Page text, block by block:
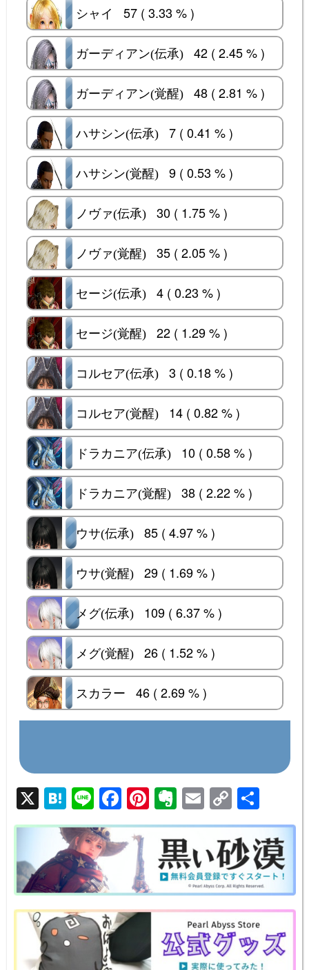
シャイ
シャイ 57 ( 3.33 % )
ガーディアン(伝承)
ガーディアン(伝承) 42 ( 2.45 % )
ガーディアン(覚醒)
ガーディアン(覚醒) 48 ( 2.81 % )
ハサシン(伝承)
ハサシン(伝承) 7 ( 0.41 % )
ハサシン(覚醒)
ハサシン(覚醒) 9 ( 0.53 % )
ノヴァ(伝承)
ノヴァ(伝承) 30 ( 1.75 % )
ノヴァ(覚醒)
ノヴァ(覚醒) 35 ( 2.05 % )
セージ(伝承)
セージ(伝承) 4 ( 0.23 % )
セージ(覚醒)
セージ(覚醒) 22 ( 1.29 % )
コルセア(伝承)
コルセア(伝承) 3 ( 0.18 % )
コルセア(覚醒)
コルセア(覚醒) 14 ( 0.82 % )
ドラカニア(伝承)
ドラカニア(伝承) 10 ( 0.58 % )
ドラカニア(覚醒)
ドラカニア(覚醒) 38 ( 2.22 % )
ウサ(伝承)
ウサ(伝承) 85 ( 4.97 % )
ウサ(覚醒)
ウサ(覚醒) 29 ( 1.69 % )
メグ(伝承)
メグ(伝承) 109 ( 6.37 % )
メグ(覚醒)
メグ(覚醒) 26 ( 1.52 % )
スカラー
スカラー 46 ( 2.69 % )
X H
at
e
n
a
Li
n
e
F
a
c
b
o
o
k
Pi
nt
er
e
st
E
v
er
n
ot
e
E
m
ail
C
o
p
y
Li
n
k
有